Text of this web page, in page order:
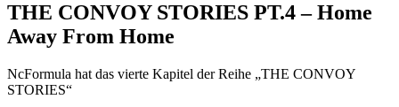
THE CONVOY STORIES PT.4 – Home
Away From Home
NcFormula hat das vierte Kapitel der Reihe „THE CONVOY
STORIES“